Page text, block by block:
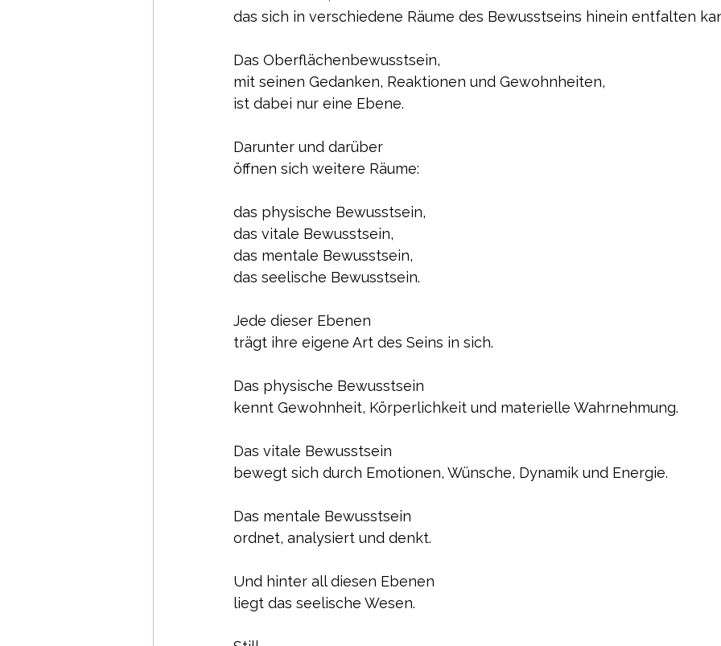
das sich in verschiedene Räume des Bewusstseins hinein entfalten
Das Oberflächenbewusstsein,
mit seinen Gedanken, Reaktionen und Gewohnheiten,
ist dabei nur eine Ebene.
Darunter und darüber
öffnen sich weitere Räume:
das physische Bewusstsein,
das vitale Bewusstsein,
das mentale Bewusstsein,
das seelische Bewusstsein.
Jede dieser Ebenen
trägt ihre eigene Art des Seins in sich.
Das physische Bewusstsein
kennt Gewohnheit, Körperlichkeit und materielle Wahrnehmung.
Das vitale Bewusstsein
bewegt sich durch Emotionen, Wünsche, Dynamik und Energie.
Das mentale Bewusstsein
ordnet, analysiert und denkt.
Und hinter all diesen Ebenen
liegt das seelische Wesen.